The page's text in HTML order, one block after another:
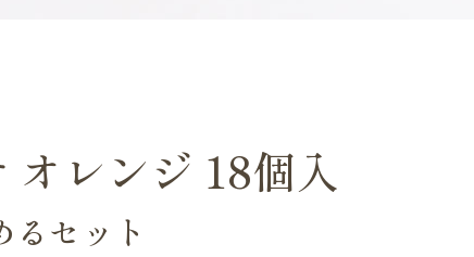
レンジ 18個入
セット